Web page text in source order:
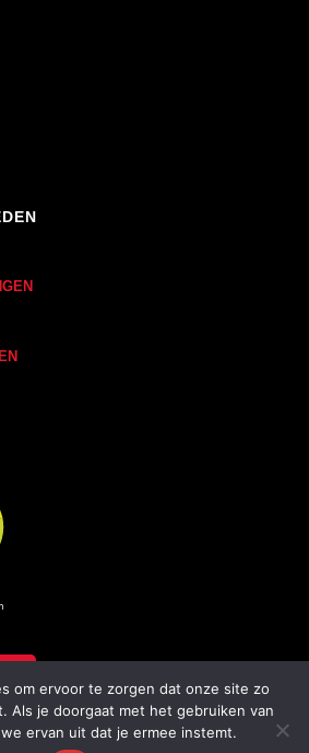
om ervoor te zorgen dat onze site zo
Als je doorgaat met het gebruiken van
ervan uit dat je ermee instemt.